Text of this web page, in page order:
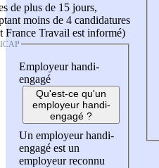
de plus de 15 jours,
moins de 4 candidatures
France Travail est informé)
Employeur handi-
engagé
Qu'est-ce qu'un
employeur handi-
engagé ?
Un employeur handi-
engagé est un
employeur reconnu